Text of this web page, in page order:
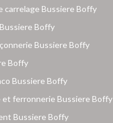
carrelage Bussiere Boffy
Boffy
Bussiere Boffy
Boffy
Bussiere Boffy
et ferronnerie Bussiere Boffy
Bussiere Boffy